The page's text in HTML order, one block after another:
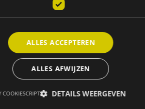
tastbare
ALLES ACCEPTEREN
ALLES AFWIJZEN
DETAILS WEERGEVEN
COOKIESCRIPT